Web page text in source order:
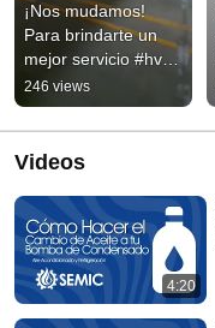
¡Nos mudamos!
Para brindarte un
mejor servicio #hvac
#minisplit #tienda
#nuevaubicacion
246 views
Videos
4:20